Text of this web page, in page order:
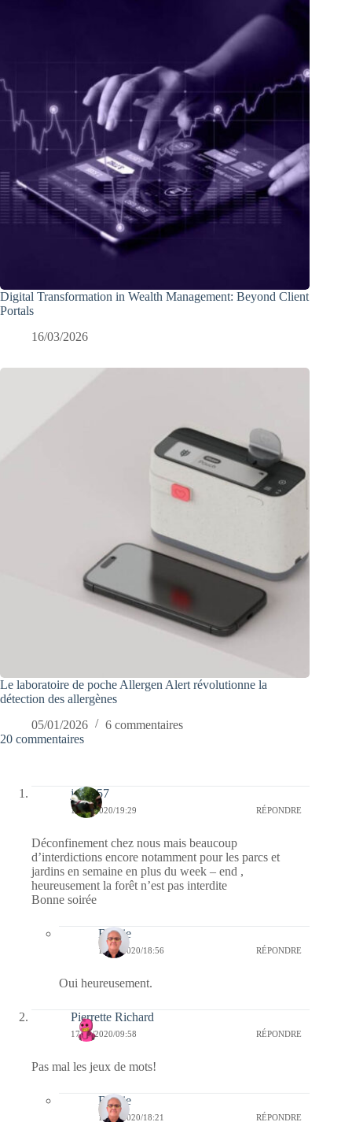
Digital Transformation in Wealth Management: Beyond Client
Portals
16/03/2026
Le laboratoire de poche Allergen Alert révolutionne la
détection des allergènes
05/01/2026
6 commentaires
20 commentaires
jazzy57
17/05/2020/19:29 RÉPONDRE
Déconfinement chez nous mais beaucoup
d’interdictions encore notamment pour les parcs et
jardins en semaine en plus du week – end ,
heureusement la forêt n’est pas interdite
Bonne soirée
Bernie
18/05/2020/18:56 RÉPONDRE
Oui heureusement.
Pierrette Richard
17/05/2020/09:58 RÉPONDRE
Pas mal les jeux de mots!
Bernie
17/05/2020/18:21 RÉPONDRE